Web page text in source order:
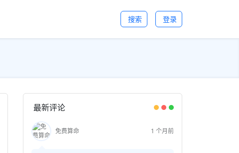
搜索 登录
最新评论
免费算命 1 个月前